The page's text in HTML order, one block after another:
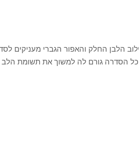
הלבן החלק והאפור הגברי מעניקים
כל הסדרה גורם לה למשוך את תשומת